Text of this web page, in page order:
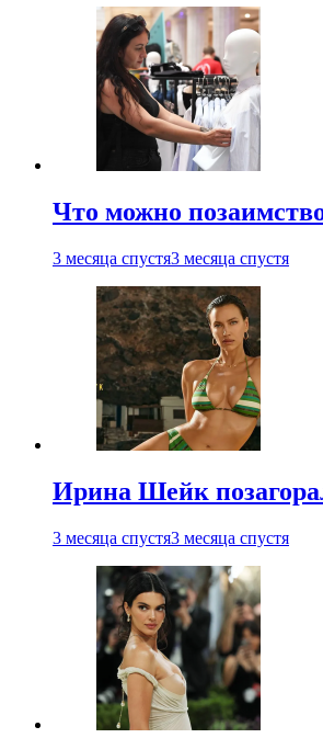
Что можно
3 месяца спустя3 месяца спустя
Ирина Шейк
3 месяца спустя3 месяца спустя